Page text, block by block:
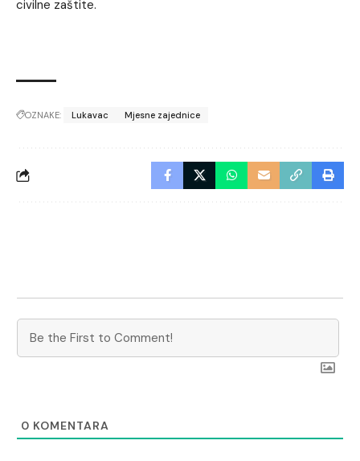
civilne zaštite.
OZNAKE: Lukavac Mjesne zajednice
0 KOMENTARA